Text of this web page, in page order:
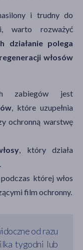
i trudny do
warto rozważyć
działanie polega
włosów
zabiegów jest
, które uzupełnia
ochronną warstwę
, który działa
której włos
film ochronny.
od razu
tygodni lub